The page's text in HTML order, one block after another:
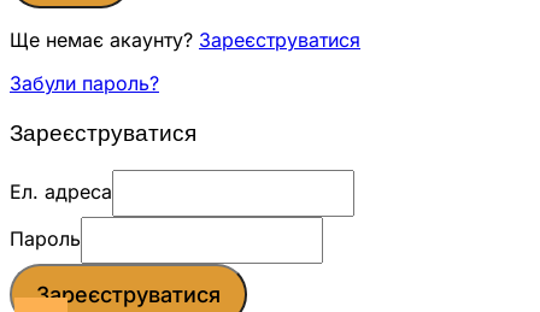
Ще немає акаунту? Зареєструватися
Забули пароль?
Зареєструватися
Ел. адреса
Пароль
Зареєструватися